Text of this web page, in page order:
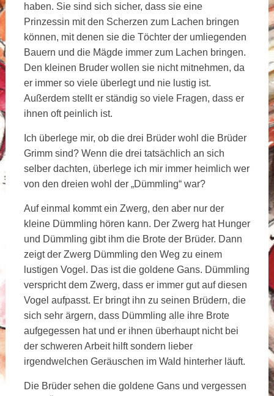
haben. Sie sind sich sicher, dass sie eine
Prinzessin mit den Scherzen zum Lachen bringen
können, mit denen sie die Töchter der umliegenden
Bauern und die Mägde immer zum Lachen bringen.
Den kleinen Bruder wollen sie nicht mitnehmen, da
er immer so viele überlegt und nie lustig ist.
Außerdem stellt er ständig so viele Fragen, dass er
ihnen oft peinlich ist.
Ich überlege mir, ob die drei Brüder wohl die Brüder
Grimm sind? Wenn die drei tatsächlich an sich
selber dachten, überlege ich mir immer heimlich wer
von den dreien wohl der „Dümmling“ war?
Auf einmal kommt ein Zwerg, den aber nur der
kleine Dümmling hören kann. Der Zwerg hat Hunger
und Dümmling gibt ihm die Brote der Brüder. Dann
zeigt der Zwerg Dümmling den Weg zu einem
lustigen Vogel. Das ist die goldene Gans. Dümmling
verspricht dem Zwerg, dass er immer gut auf diesen
Vogel aufpasst. Er bringt ihn zu seinen Brüdern, die
sich sehr ärgern, dass Dümmling alle ihre Brote
aufgegessen hat und er ihnen überhaupt nicht bei
der schweren Arbeit hilft sondern lieber
irgendwelchen Geräuschen im Wald hinterher läuft.
Die Brüder sehen die goldene Gans und vergessen